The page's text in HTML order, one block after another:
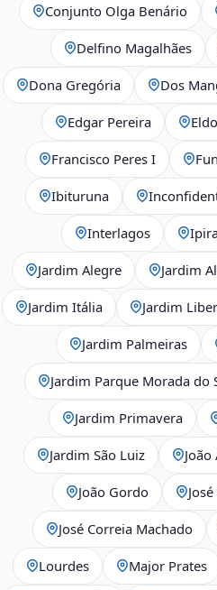
Conjunto Olga Benário
Delfino Magalhães
Dona Gregória Dos
Edgar Pereira
Francisco Peres I
Ibituruna
Interlagos
Jardim Alegre Jardim
Jardim Itália Jardim
Jardim Palmeiras
Jardim Parque Morada do
Jardim Primavera
Jardim São Luiz João
João Gordo
José Correia Machado
Lourdes Major Prates